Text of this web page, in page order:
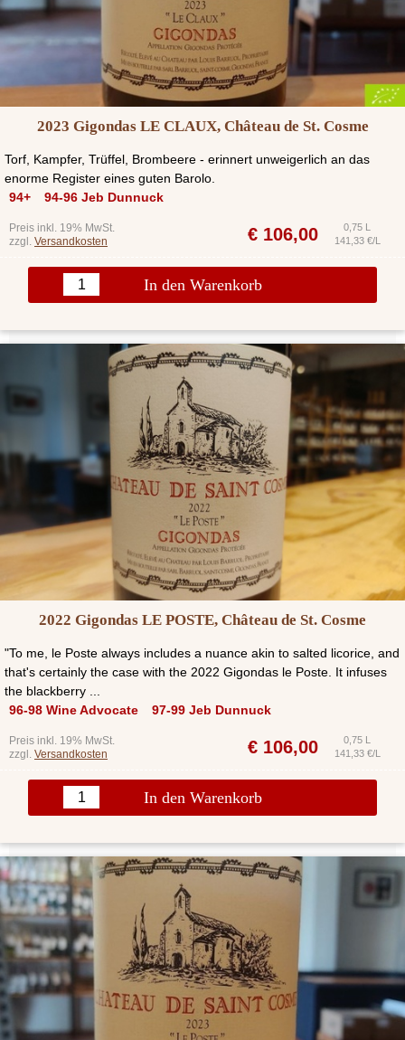
2023 Gigondas LE CLAUX, Château de St. Cosme
Torf, Kampfer, Trüffel, Brombeere - erinnert unweigerlich an das
enorme Register eines guten Barolo.
94+
94-96 Jeb Dunnuck
Preis inkl. 19% MwSt.
zzgl. Versandkosten € 106,00
0,75 L
141,33 €/L
In den Warenkorb
2022 Gigondas LE POSTE, Château de St. Cosme
"To me, le Poste always includes a nuance akin to salted licorice, and
that's certainly the case with the 2022 Gigondas le Poste. It infuses
the blackberry ...
96-98 Wine Advocate
97-99 Jeb Dunnuck
Preis inkl. 19% MwSt.
zzgl. Versandkosten € 106,00
0,75 L
141,33 €/L
In den Warenkorb